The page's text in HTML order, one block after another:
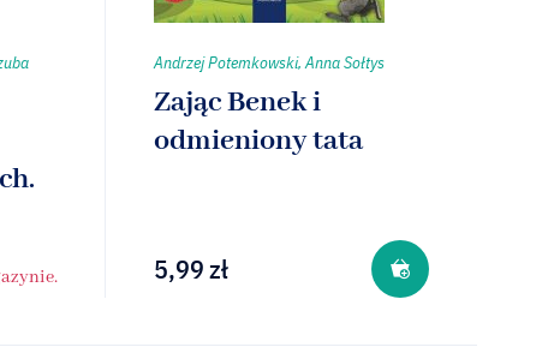
Andrzej Potemkowski, Anna Sołtys
Zając Benek i
odmieniony tata
5,99zł